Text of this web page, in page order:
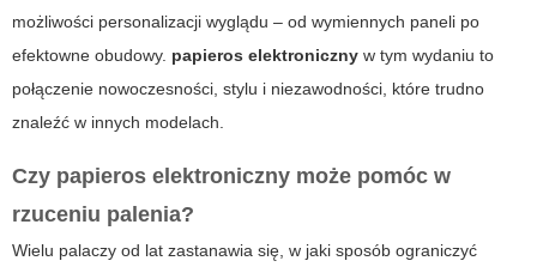
możliwości personalizacji wyglądu – od wymiennych paneli po
efektowne obudowy. papieros elektroniczny w tym wydaniu to
połączenie nowoczesności, stylu i niezawodności, które trudno
znaleźć w innych modelach.
Czy papieros elektroniczny może pomóc w
rzuceniu palenia?
Wielu palaczy od lat zastanawia się, w jaki sposób ograniczyć